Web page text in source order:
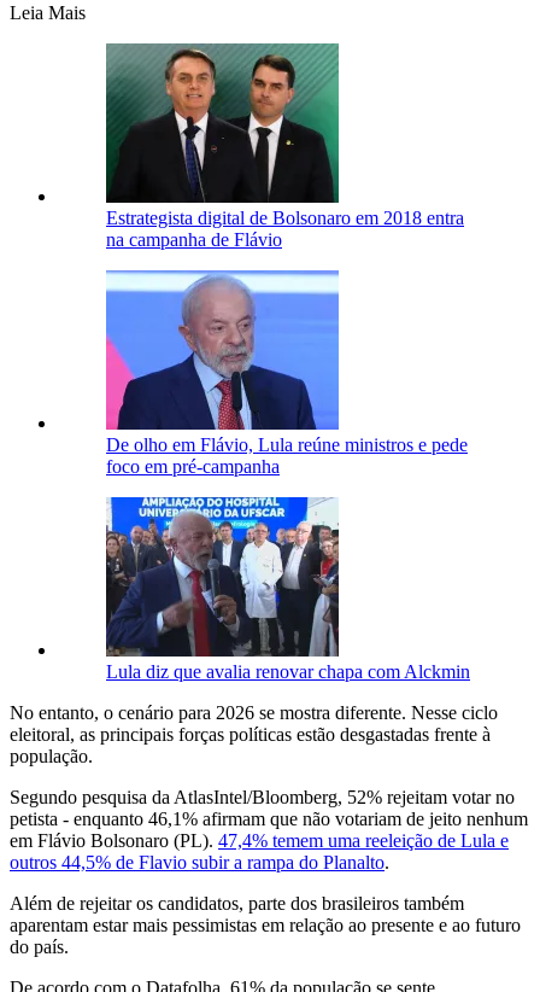
Leia Mais
Estrategista digital de Bolsonaro em 2018 entra
na campanha de Flávio
De olho em Flávio, Lula reúne ministros e pede
foco em pré-campanha
Lula diz que avalia renovar chapa com Alckmin
No entanto, o cenário para 2026 se mostra diferente. Nesse ciclo
eleitoral, as principais forças políticas estão desgastadas frente à
população.
Segundo pesquisa da AtlasIntel/Bloomberg, 52% rejeitam votar no
petista - enquanto 46,1% afirmam que não votariam de jeito nenhum
em Flávio Bolsonaro (PL). 47,4% temem uma reeleição de Lula e
outros 44,5% de Flavio subir a rampa do Planalto.
Além de rejeitar os candidatos, parte dos brasileiros também
aparentam estar mais pessimistas em relação ao presente e ao futuro
do país.
De acordo com o Datafolha, 61% da população se sente